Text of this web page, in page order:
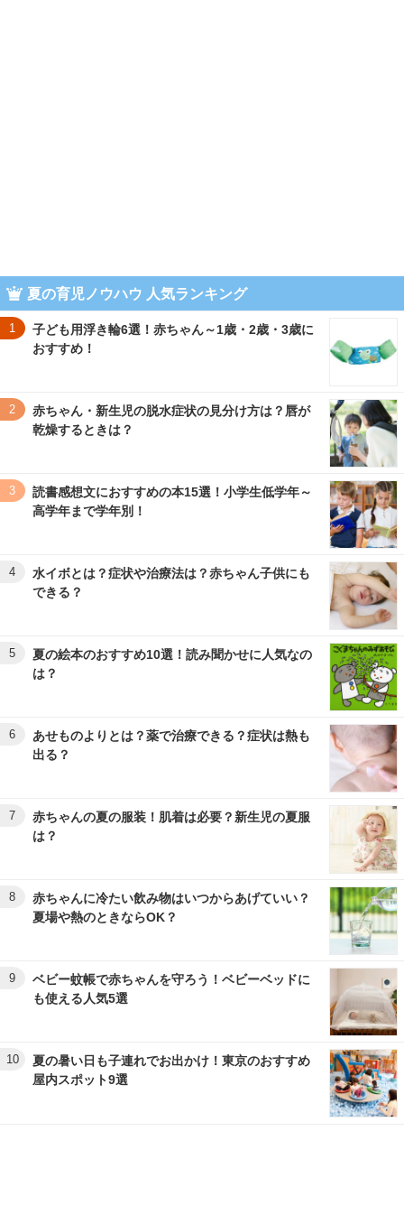
夏の育児ノウハウ 人気ランキング
1
子ども用浮き輪6選！赤ちゃん～1歳・2歳・3歳に
おすすめ！
2
赤ちゃん・新生児の脱水症状の見分け方は？唇が
乾燥するときは？
3
読書感想文におすすめの本15選！小学生低学年～
高学年まで学年別！
4
水イボとは？症状や治療法は？赤ちゃん子供にも
できる？
5
夏の絵本のおすすめ10選！読み聞かせに人気なの
は？
6
あせものよりとは？薬で治療できる？症状は熱も
出る？
7
赤ちゃんの夏の服装！肌着は必要？新生児の夏服
は？
8
赤ちゃんに冷たい飲み物はいつからあげていい？
夏場や熱のときならOK？
9
ベビー蚊帳で赤ちゃんを守ろう！ベビーベッドに
も使える人気5選
10
夏の暑い日も子連れでお出かけ！東京のおすすめ
屋内スポット9選